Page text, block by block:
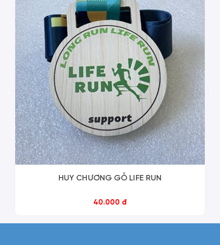
HUY CHƯƠNG GỖ LIFE RUN
40.000 đ